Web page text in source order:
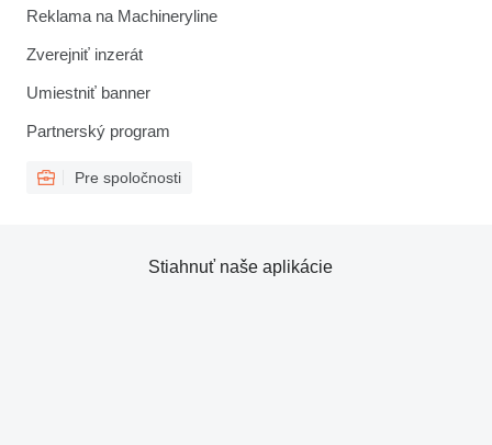
Reklama na Machineryline
Zverejniť inzerát
Umiestniť banner
Partnerský program
Pre spoločnosti
Stiahnuť naše aplikácie